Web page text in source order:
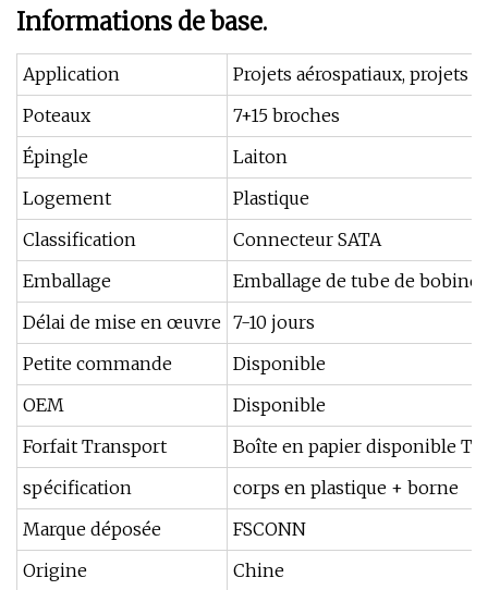
Informations de base.
Application
Projets aérospatiaux, projets
Poteaux
7+15 broches
Épingle
Laiton
Logement
Plastique
Classification
Connecteur SATA
Emballage
Emballage de tube de bobine
Délai de mise en œuvre 7-10 jours
Petite commande
Disponible
OEM
Disponible
Forfait Transport
Boîte en papier disponible
spécification
corps en plastique + borne
Marque déposée
FSCONN
Origine
Chine